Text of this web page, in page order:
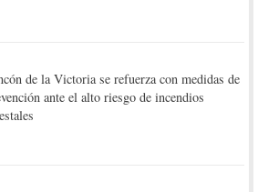
de la Victoria se refuerza con medidas de
ante el alto riesgo de incendios